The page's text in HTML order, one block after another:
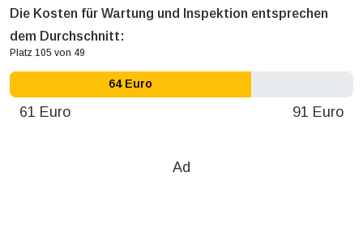
Die Kosten für Wartung und Inspektion entsprechen
dem Durchschnitt:
Platz 105 von 49
64 Euro
61 Euro 91 Euro
Ad